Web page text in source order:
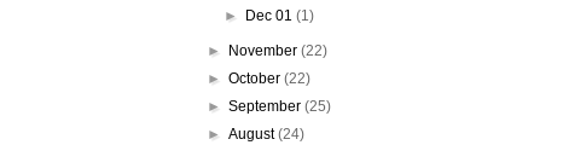
►
Dec 01(1)
► November (22)
► October (22)
► September (25)
► August(24)